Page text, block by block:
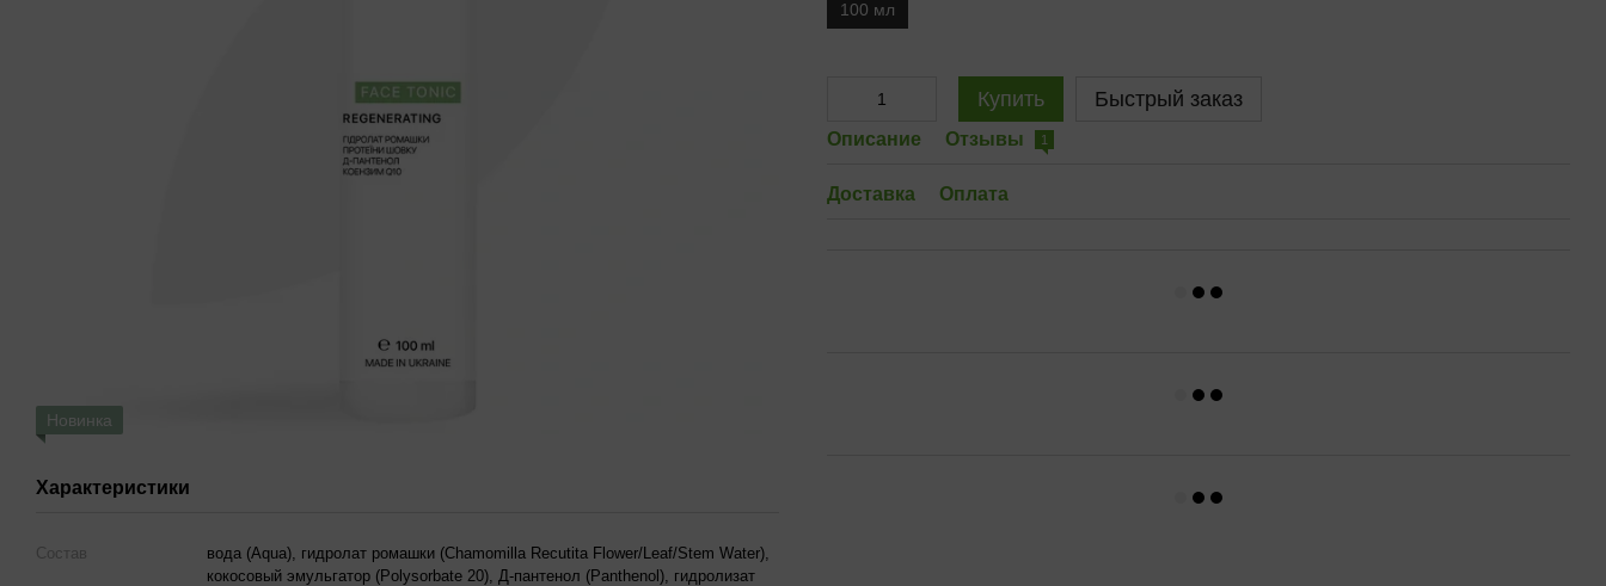
Новинка
Характеристики
Состав
вода (Aqua), гидролат ромашки (Chamomilla Recutita Flower/Leaf/Stem Water),
кокосовый эмульгатор (Polysorbate 20), Д-пантенол (Panthenol), гидролизат
100 мл
Купить Быстрый заказ
Описание Отзывы 1
Доставка Оплата